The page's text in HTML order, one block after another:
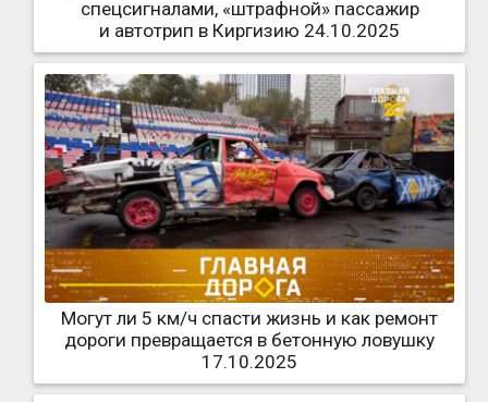
спецсигналами, «штрафной» пассажир
и автотрип в Киргизию 24.10.2025
Могут ли 5 км/ч спасти жизнь и как ремонт
дороги превращается в бетонную ловушку
17.10.2025